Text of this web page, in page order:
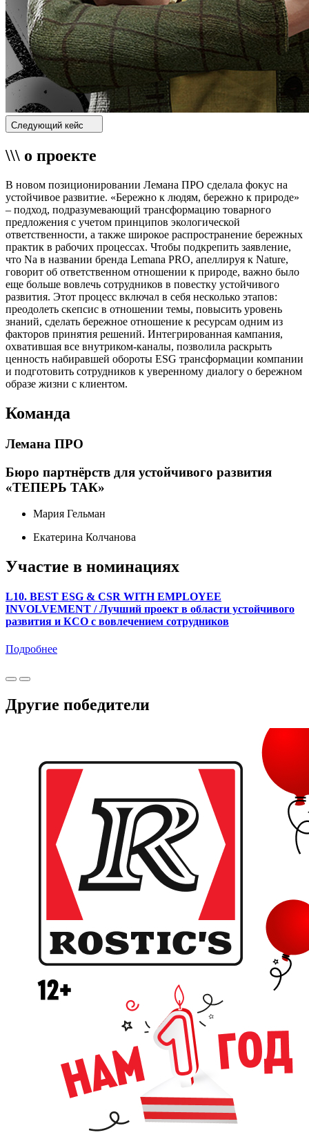
Следующий кейс
\\\ о проекте
В новом позиционировании Лемана ПРО сделала фокус на
устойчивое развитие. «Бережно к людям, бережно к природе»
– подход, подразумевающий трансформацию товарного
предложения с учетом принципов экологической
ответственности, а также широкое распространение бережных
практик в рабочих процессах. Чтобы подкрепить заявление,
что Na в названии бренда Lemana PRO, апеллируя к Nature,
говорит об ответственном отношении к природе, важно было
еще больше вовлечь сотрудников в повестку устойчивого
развития. Этот процесс включал в себя несколько этапов:
преодолеть скепсис в отношении темы, повысить уровень
знаний, сделать бережное отношение к ресурсам одним из
факторов принятия решений. Интегрированная кампания,
охватившая все внутриком-каналы, позволила раскрыть
ценность набиравшей обороты ESG трансформации компании
и подготовить сотрудников к уверенному диалогу о бережном
образе жизни с клиентом.
Команда
Лемана ПРО
Бюро партнёрств для устойчивого развития
«ТЕПЕРЬ ТАК»
Мария Гельман
Екатерина Колчанова
Участие в номинациях
L10. BEST ESG & CSR WITH EMPLOYEE
INVOLVEMENT / Лучший проект в области устойчивого
развития и КСО с вовлечением сотрудников
Подробнее
Другие победители